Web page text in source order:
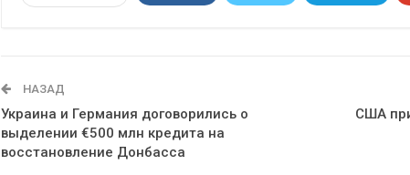
НАЗАД
Украина и Германия договорились о
выделении €500 млн кредита на
восстановление Донбасса
США